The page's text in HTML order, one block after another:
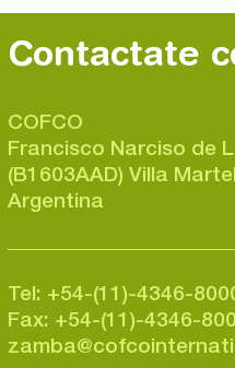
Contactate
COFCO
Francisco Narciso de
(B1603AAD) Villa
Argentina
Tel: +54-(11)-4346-
Fax: +54-(11)-4346-